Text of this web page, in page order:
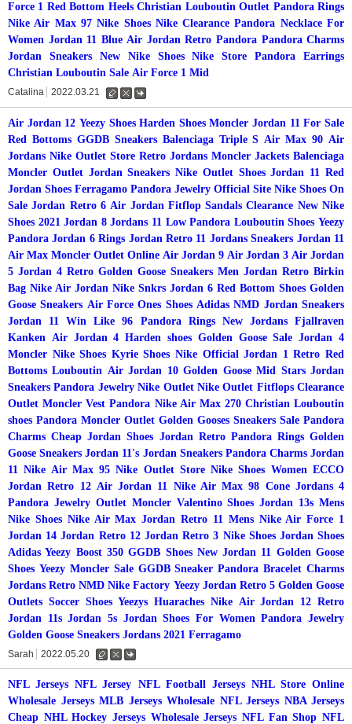
Force 1 Red Bottom Heels Christian Louboutin Outlet Pandora Rings
Nike Air Max 97 Nike Shoes Nike Clearance Pandora Necklace For
Women Jordan 11 Blue Air Jordan Retro Pandora Pandora Charms
Jordan Sneakers
New Nike Shoes Nike Store
Pandora Earrings
Christian Louboutin Sale Air Force 1 Mid
Catalina 2022.03.21
수
삭
Air Jordan 12 Yeezy Shoes Harden Shoes Moncler Jordan 11 For Sale
Red Bottoms GGDB Sneakers Balenciaga Triple S Air Max 90 Air
Jordans Nike Outlet Store Retro Jordans Moncler Jackets Balenciaga
Moncler Outlet Jordan Sneakers Nike Outlet Shoes Jordan 11 Red
Jordan Shoes Ferragamo Pandora Jewelry Official Site Nike Shoes On
Sale Jordan Retro 6 Air Jordan Fitflop Sandals Clearance New Nike
Shoes 2021 Jordan 8 Jordans 11 Low Pandora Louboutin Shoes Yeezy
Pandora Jordan 6 Rings Jordan Retro 11 Jordans Sneakers Jordan 11
Air Max Moncler Outlet Online Air Jordan 9 Air Jordan 3 Air Jordan
5 Jordan 4 Retro Golden Goose Sneakers Men Jordan Retro Birkin
Bag Nike Air Jordan Nike Snkrs Jordan 6 Red Bottom Shoes Golden
Goose Sneakers Air Force Ones Shoes Adidas NMD Jordan Sneakers
Jordan 11 Win Like 96
Pandora Rings New Jordans
Fjallraven
Kanken
Air Jordan 4 Harden shoes Golden Goose Sale Jordan 4
Moncler Nike Shoes Kyrie Shoes Nike Official Jordan 1 Retro Red
Bottoms Louboutin Air Jordan 10 Golden Goose Mid Stars Jordan
Sneakers Pandora Jewelry Nike Outlet Nike Outlet Fitflops Clearance
Outlet Moncler Vest Pandora Nike Air Max 270 Christian Louboutin
shoes Pandora Moncler Outlet Golden Gooses Sneakers Sale Pandora
Charms Cheap Jordan Shoes Jordan Retro Pandora Rings Golden
Goose Sneakers Jordan 11's Jordan Sneakers Pandora Charms Jordan
11
Nike Air Max 95 Nike Outlet Store Nike Shoes Women ECCO
Jordan Retro 12 Air Jordan 11 Nike Air Max 98 Cone Jordans 4
Pandora Jewelry Outlet Moncler Valentino Shoes Jordan 13s Mens
Nike Shoes Nike Air Max Jordan Retro 11 Mens Nike Air Force 1
Jordan 14 Jordan Retro 12 Jordan Retro 3 Nike Shoes Jordan Shoes
Adidas Yeezy Boost 350 GGDB Shoes New Jordan 11 Golden Goose
Shoes Yeezy Moncler Sale GGDB Sneaker Pandora Bracelet Charms
Jordans Retro NMD Nike Factory Yeezy Jordan Retro 5 Golden Goose
Outlets Soccer Shoes Yeezys Huaraches Nike
Air Jordan 12 Retro
Jordan 11s Jordan 5s Jordan Shoes For Women Pandora Jewelry
Golden Goose Sneakers Jordans 2021 Ferragamo
Sarah 2022.05.20
수
삭
NFL Jerseys NFL Jersey NFL Football Jerseys NHL Store Online
Wholesale Jerseys MLB Jerseys Wholesale NFL Jerseys NBA Jerseys
Cheap NHL Hockey Jerseys Wholesale Jerseys NFL Fan Shop NFL